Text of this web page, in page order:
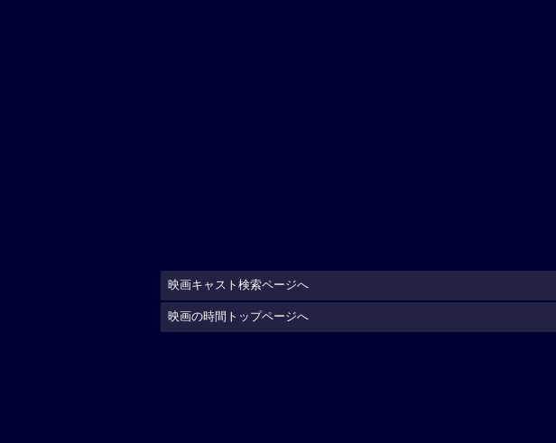
映画キャスト検索ページへ
映画の時間トップページへ